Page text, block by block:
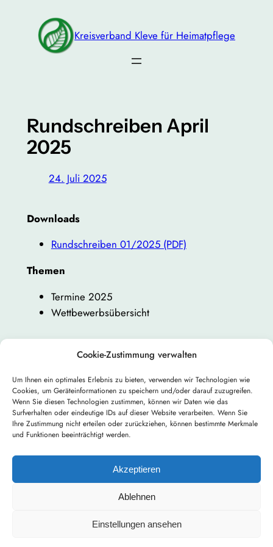
Cookie-Zustimmung verwalten
Um Ihnen ein optimales Erlebnis zu bieten, verwenden wir Technologien wie
Cookies, um Geräteinformationen zu speichern und/oder darauf zuzugreifen.
Wenn Sie diesen Technologien zustimmen, können wir Daten wie das
Surfverhalten oder eindeutige IDs auf dieser Website verarbeiten. Wenn Sie
Ihre Zustimmung nicht erteilen oder zurückziehen, können bestimmte Merkmale
und Funktionen beeinträchtigt werden.
Akzeptieren
Ablehnen
Einstellungen ansehen
springen
Kreisverband Kleve für Heimatpflege
Rundschreiben April
2025
24. Juli 2025
Downloads
Rundschreiben 01/2025 (PDF)
Themen
Termine 2025
Wettbewerbsübersicht
← Vorheriger:Neue
Bewertungsbögen für
die Wettbewerbe 2025
Nächster:
Rundschreiben
Juli 2025
Gestaltet mitWordPress